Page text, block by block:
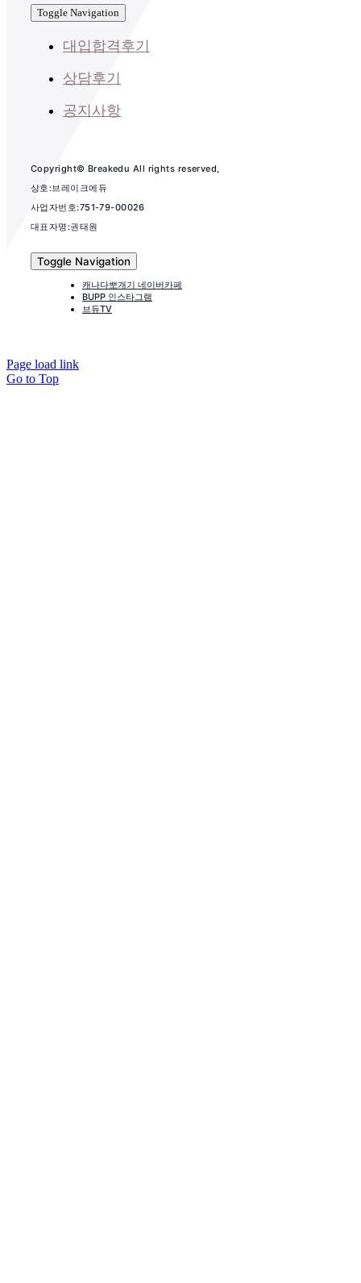
Toggle Navigation
대입합격후기
상담후기
공지사항
Copyright© Breakedu All rights reserved,
상호:브레이크에듀
사업자번호:751-79-00026
대표자명:권태원
Toggle Navigation
캐나다뽀개기 네이버카페
BUPP 인스타그램
브듀TV
Page load link
Go to Top